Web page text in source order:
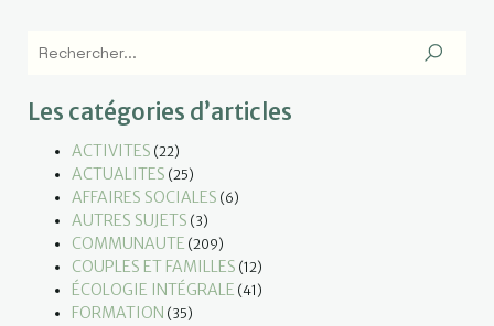
Les catégories d’articles
ACTIVITES (22)
ACTUALITES (25)
AFFAIRES SOCIALES (6)
AUTRES SUJETS (3)
COMMUNAUTE (209)
COUPLES ET FAMILLES (12)
ÉCOLOGIE INTÉGRALE (41)
FORMATION (35)